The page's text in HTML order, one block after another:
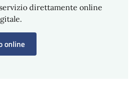
direttamente online
online